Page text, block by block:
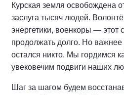
Курская земля освобождена
заслуга тысяч людей.
энергетики, военкоры — этот
продолжать долго. Но
остался никто. Мы гордимся
увековечим подвиги наших
Шаг за шагом будем